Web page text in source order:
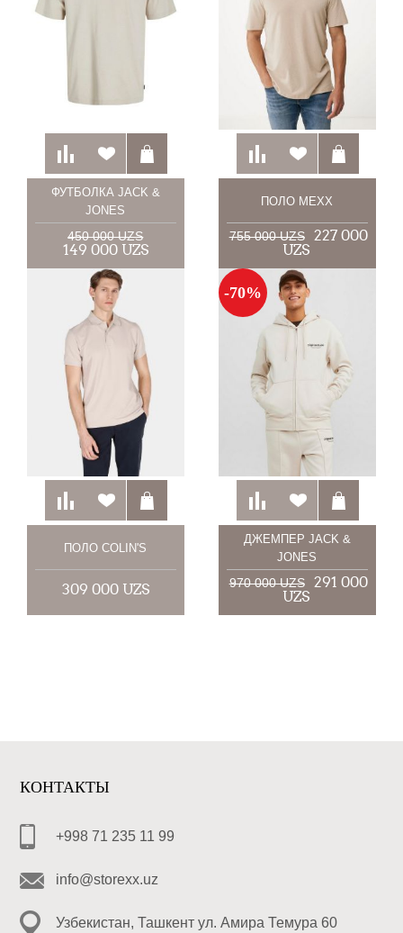
ФУТБОЛКА JACK &
JONES
450 000 UZS
149 000 UZS
ПОЛО MEXX
755 000 UZS
227 000
UZS
ПОЛО COLIN'S
309 000 UZS
-70%
ДЖЕМПЕР JACK &
JONES
970 000 UZS
291 000
UZS
КОНТАКТЫ
+998 71 235 11 99
info@storexx.uz
Узбекистан, Ташкент ул. Амира Темура 60